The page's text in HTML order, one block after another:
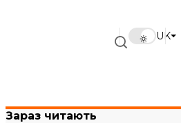
UK
Зараз читають